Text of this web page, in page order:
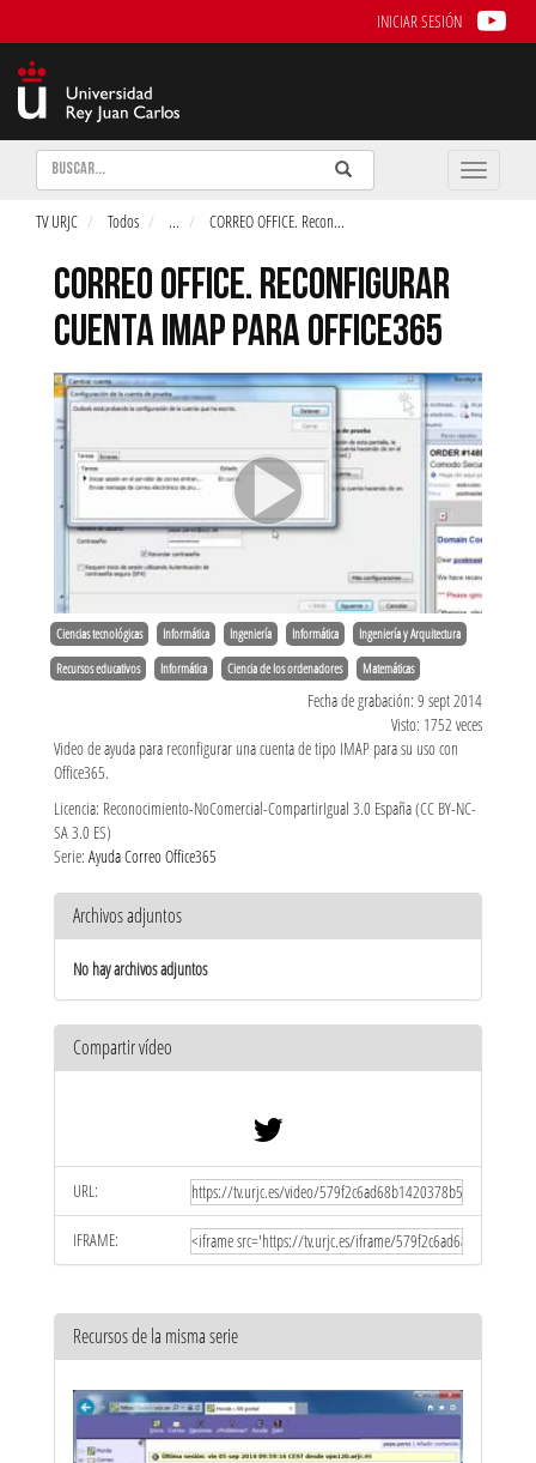
INICIAR SESIÓN
Buscar Enviar
Buscar
Toggle
TV URJC Todos ... CORREO OFFICE. Recon...
CORREO OFFICE. RECONFIGURAR
CUENTA IMAP PARA OFFICE365
Ciencias tecnológicas Informática Ingeniería Informática Ingeniería y Arquitectura
Recursos educativos Informática Ciencia de los ordenadores Matemáticas
Fecha de grabación: 9 sept 2014
Visto: 1752 veces
Video de ayuda para reconfigurar una cuenta de tipo IMAP para su uso con
Office365.
Licencia: Reconocimiento-NoComercial-CompartirIgual 3.0 España (CC BY-NC-
SA 3.0 ES)
Serie: Ayuda Correo Office365
Archivos adjuntos
No hay archivos adjuntos
Compartir vídeo
URL:
IFRAME:
Recursos de la misma serie